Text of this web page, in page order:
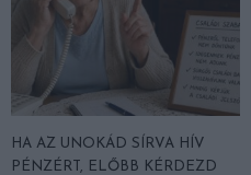
HA AZ UNOKÁD SÍRVA HÍV
PÉNZÉRT, ELŐBB KÉRDEZD